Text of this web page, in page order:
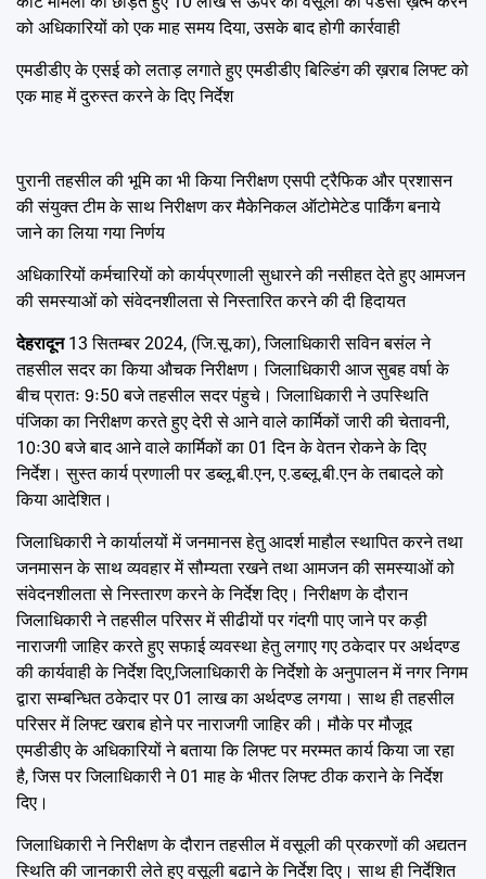
को अधिकारियों को एक माह समय दिया, उसके बाद होगी कार्रवाही
एमडीडीए के एसई को लताड़ लगाते हुए एमडीडीए बिल्डिंग की ख़राब लिफ्ट को
एक माह में दुरुस्त करने के दिए निर्देश
पुरानी तहसील की भूमि का भी किया निरीक्षण एसपी ट्रैफिक और प्रशासन
की संयुक्त टीम के साथ निरीक्षण कर मैकेनिकल ऑटोमेटेड पार्किंग बनाये
जाने का लिया गया निर्णय
अधिकारियों कर्मचारियों को कार्यप्रणाली सुधारने की नसीहत देते हुए आमजन
की समस्याओं को संवेदनशीलता से निस्तारित करने की दी हिदायत
देहरादून13 सितम्बर 2024, (जि.सू.का), जिलाधिकारी सविन बसंल ने
तहसील सदर का किया औचक निरीक्षण। जिलाधिकारी आज सुबह वर्षा के
बीच प्रातः 9ः50 बजे तहसील सदर पंहुचे। जिलाधिकारी ने उपस्थिति
पंजिका का निरीक्षण करते हुए देरी से आने वाले कार्मिकों जारी की चेतावनी,
10ः30 बजे बाद आने वाले कार्मिकों का 01 दिन के वेतन रोकने के दिए
निर्देश। सुस्त कार्य प्रणाली पर डब्लू.बी.एन, ए.डब्लू.बी.एन के तबादले को
किया आदेशित।
जिलाधिकारी ने कार्यालयों में जनमानस हेतु आदर्श माहौल स्थापित करने तथा
जनमासन के साथ व्यवहार में सौम्यता रखने तथा आमजन की समस्याओं को
संवेदनशीलता से निस्तारण करने के निर्देश दिए। निरीक्षण के दौरान
जिलाधिकारी ने तहसील परिसर में सीढीयों पर गंदगी पाए जाने पर कड़ी
नाराजगी जाहिर करते हुए सफाई व्यवस्था हेतु लगाए गए ठकेदार पर अर्थदण्ड
की कार्यवाही के निर्देश दिए,जिलाधिकारी के निर्देशो के अनुपालन में नगर निगम
द्वारा सम्बन्धित ठकेदार पर 01 लाख का अर्थदण्ड लगया। साथ ही तहसील
परिसर में लिफ्ट खराब होने पर नाराजगी जाहिर की। मौके पर मौजूद
एमडीडीए के अधिकारियों ने बताया कि लिफ्ट पर मरम्मत कार्य किया जा रहा
है, जिस पर जिलाधिकारी ने 01 माह के भीतर लिफ्ट ठीक कराने के निर्देश
दिए।
जिलाधिकारी ने निरीक्षण के दौरान तहसील में वसूली की प्रकरणों की अद्यतन
स्थिति की जानकारी लेते हुए वसूली बढाने के निर्देश दिए। साथ ही निर्देशित